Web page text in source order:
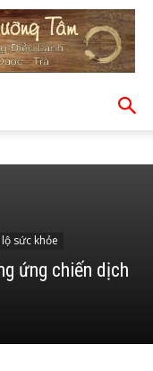
lộ sức khỏe
ứng chiến dịch